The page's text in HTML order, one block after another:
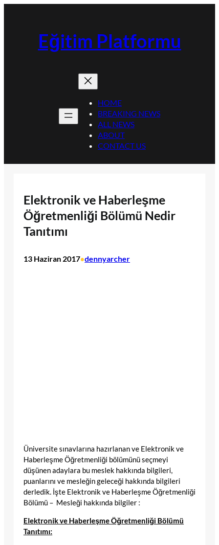
Eğitim Platformu
HOME
BREAKING NEWS
ALL NEWS
ABOUT
CONTACT US
Elektronik ve Haberleşme
Öğretmenliği Bölümü Nedir
Tanıtımı
13 Haziran 2017•dennyarcher
Üniversite sınavlarına hazırlanan ve Elektronik ve
Haberleşme Öğretmenliği bölümünü seçmeyi
düşünen adaylara bu meslek hakkında bilgileri,
puanlarını ve mesleğin geleceği hakkında bilgileri
derledik. İşte Elektronik ve Haberleşme Öğretmenliği
Bölümü – Mesleği hakkında bilgiler :
Elektronik ve Haberleşme Öğretmenliği Bölümü
Tanıtımı: